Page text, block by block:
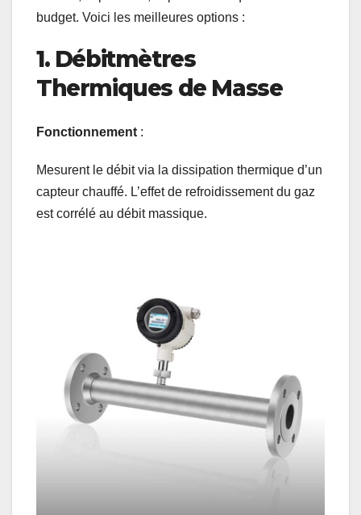
budget. Voici les meilleures options :
1. Débitmètres
Thermiques de Masse
Fonctionnement :
Mesurent le débit via la dissipation thermique d’un
capteur chauffé. L’effet de refroidissement du gaz
est corrélé au débit massique.